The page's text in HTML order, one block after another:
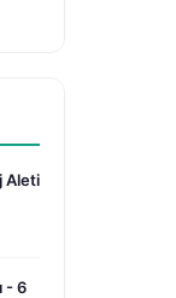
Aleti
- 6